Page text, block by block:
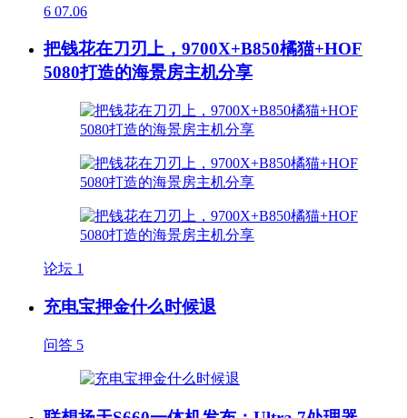
6 07.06
把钱花在刀刃上，9700X+B850橘猫+HOF
5080打造的海景房主机分享
论坛 1
充电宝押金什么时候退
问答 5